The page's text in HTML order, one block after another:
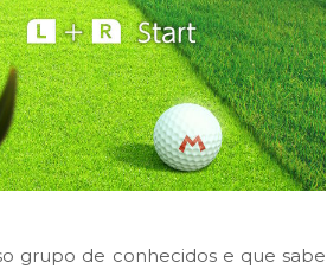
grupo de conhecidos e que sabe